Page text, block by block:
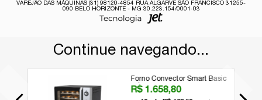
VAREJÃO DAS MÁQUINAS (31) 98120-4854 RUA ALGARVE SÃO FRANCISCO 31255-
090 BELO HORIZONTE - MG 30.223.154/0001-03